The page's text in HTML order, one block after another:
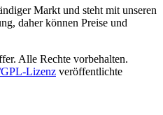
Markt und steht mit unseren
daher können Preise und
Alle Rechte vorbehalten.
Lizenz veröffentlichte